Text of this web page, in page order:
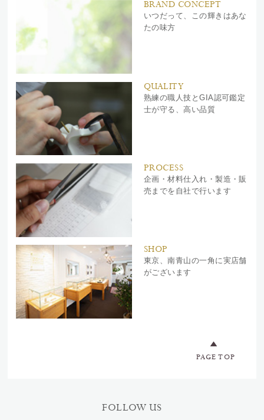
BRAND CONCEPT
いつだって、この輝きはあな
たの味方
QUALITY
熟練の職人技とGIA認可鑑定
士が守る、高い品質
PROCESS
企画・材料仕入れ・製造・販
売までを自社で行います
SHOP
東京、南青山の一角に実店舗
がございます
PAGE TOP
FOLLOW US